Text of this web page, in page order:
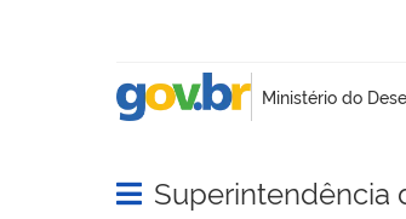
Abrir menu principal de
Superintendência